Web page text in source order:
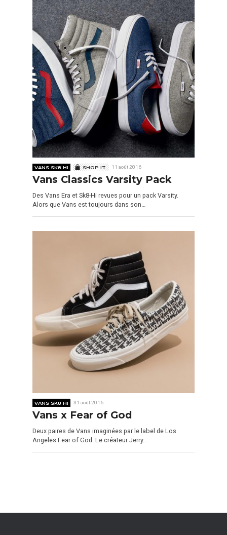
VANS SK8 HI SHOP IT 11 août 2016
Vans Classics Varsity Pack
Des Vans Era et Sk8-Hi revues pour un pack Varsity.
Alors que Vans est toujours dans son…
VANS SK8 HI 31 août 2016
Vans x Fear of God
Deux paires de Vans imaginées par le label de Los
Angeles Fear of God. Le créateur Jerry…